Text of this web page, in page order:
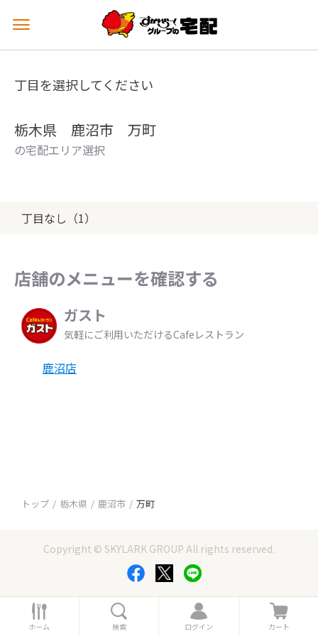
メ
ュ
を
丁目を選択してください
栃木県 鹿沼市 万町
の宅配エリア選択
丁目なし（1）
店舗のメニューを確認する
ガスト
気軽にご利用いただけるCafeレストラン
鹿沼店
トップ 栃木県 鹿沼市 万町
Copyright © SKYLARK GROUP All rights reserved.
ホ
ー
ホーム 索
検索
ロ
グ
ログイン
カ
ー
カート